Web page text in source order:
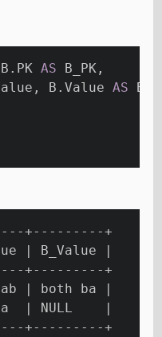
B.PK AS B_PK,
B.Value AS
+---------+
| B_Value |
+---------+
| both ba |
| NULL    |
+---------+